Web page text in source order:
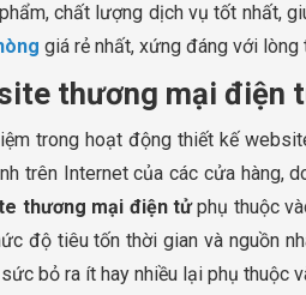
chất lượng dịch vụ tốt nhất,
giá rẻ nhất, xứng đáng với lòng
thương mại điện
trong hoạt động thiết kế
trên Internet của các cửa hàng,
thương mại điện tửphụ thuộc
độ tiêu tốn thời gian và nguồn
bỏ ra ít hay nhiều lại phụ